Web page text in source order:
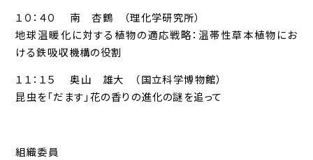
１０：４０ 南 杏鶴 （理化学研究所）
地球温暖化に対する植物の適応戦略：温帯性草本植物にお
ける鉄吸収機構の役割
１１：１５ 奥山 雄大 （国立科学博物館）
昆虫を「だます」花の香りの進化の謎を追って
組織委員